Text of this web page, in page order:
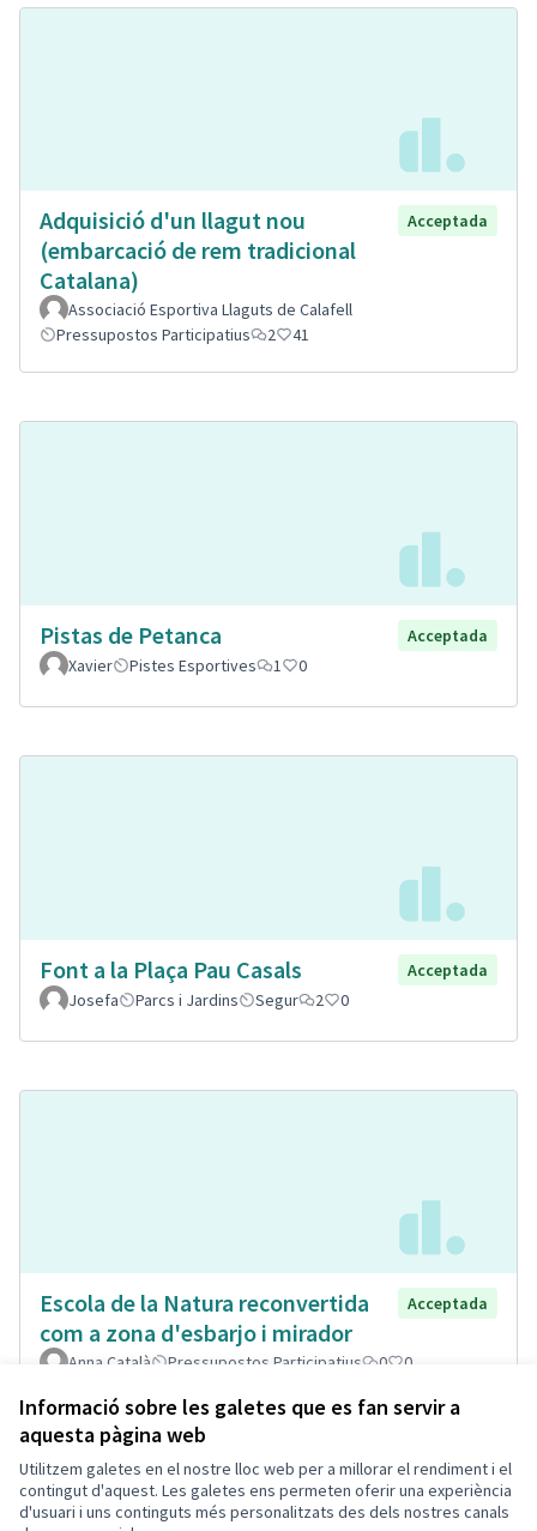
Informació sobre les galetes que es fan servir a
aquesta pàgina web
Utilitzem galetes en el nostre lloc web per a millorar el rendiment i el
contingut d'aquest. Les galetes ens permeten oferir una experiència
d'usuari i uns continguts més personalitzats des dels nostres canals
Adquisició d'un llagut nou
(embarcació de rem tradicional
Catalana)
Acceptada
Associació Esportiva Llaguts de Calafell
Pressupostos Participatius
2 41
Pistas de Petanca
Acceptada
Xavier
Pistes Esportives 1 0
Font a la Plaça Pau Casals
Acceptada
Josefa
Parcs i Jardins Segur 2 0
Escola de la Natura reconvertida
com a zona d'esbarjo i mirador
Acceptada
Anna Català Pressupostos Participatius 0 0
Termes i condicions d'ús
Configuració de les galetes
Decidim Calafell a X
Decidim Calafell a Facebook
Decidim Calafell a YouTube
Decidim Calafell a GitHub